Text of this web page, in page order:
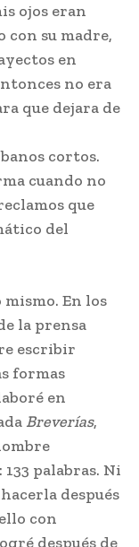
ojos eran
con su madre,
en
no era
que dejara de
cortos.
cuando no
que
del
En los
la prensa
escribir
formas
en
Breverías,
palabras. Ni
después
con
después de